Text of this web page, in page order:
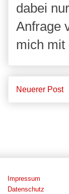
dabei
Anfrage
mich mit
Neuerer Post
Impressum
Datenschutz